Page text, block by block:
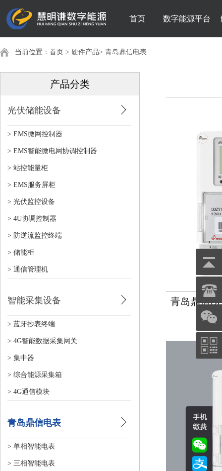
首页 数字能源平台
当前位置： 首页 > 硬件产品> 青岛鼎信电表
产品分类
光伏储能设备
> EMS微网控制器
> EMS智能微电网协调控制器
> 站控能量柜
> EMS服务屏柜
> 光伏监控设备
> 4U协调控制器
> 防逆流监控终端
> 储能柜
> 通信管理机
智能采集设备
> 蓝牙抄表终端
> 4G智能数据采集网关
> 集中器
> 综合能源采集箱
> 4G通信模块
青岛鼎信电表
> 单相智能电表
> 三相智能电表
青岛鼎信